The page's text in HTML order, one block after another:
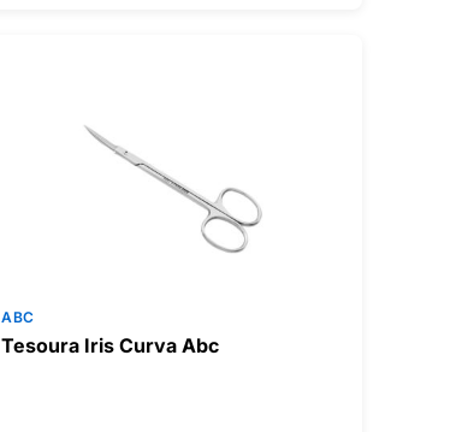
ABC
Tesoura Iris Curva Abc